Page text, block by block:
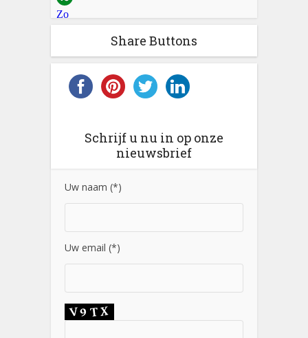
Share Buttons
Schrijf u nu in op onze
nieuwsbrief
Uw naam (*)
Uw email (*)